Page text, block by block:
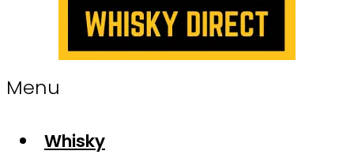
Menu
Whisky